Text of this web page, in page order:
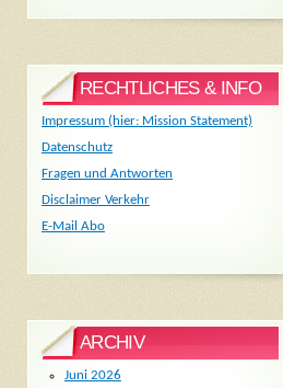
RECHTLICHES & INFO
Impressum (hier: Mission Statement)
Datenschutz
Fragen und Antworten
Disclaimer Verkehr
E-Mail Abo
ARCHIV
Juni 2026